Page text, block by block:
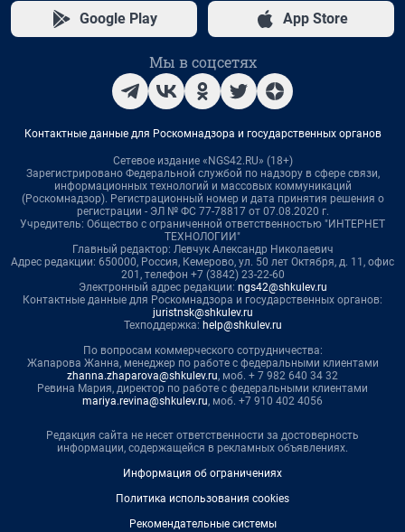
Google Play App Store
Мы в соцсетях
Контактные данные для Роскомнадзора и государственных органов
Сетевое издание «NGS42.RU» (18+)
Зарегистрировано Федеральной службой по надзору в сфере связи,
информационных технологий и массовых коммуникаций
(Роскомнадзор). Регистрационный номер и дата принятия решения о
регистрации - ЭЛ № ФС 77-78817 от 07.08.2020 г.
Учредитель: Общество с ограниченной ответственностью "ИНТЕРНЕТ
ТЕХНОЛОГИИ"
Главный редактор: Левчук Александр Николаевич
Адрес редакции: 650000, Россия, Кемерово, ул. 50 лет Октября, д. 11, офис
201, телефон +7 (3842) 23-22-60
Электронный адрес редакции: ngs42@shkulev.ru
Контактные данные для Роскомнадзора и государственных органов:
juristnsk@shkulev.ru
Техподдержка: help@shkulev.ru
По вопросам коммерческого сотрудничества:
Жапарова Жанна, менеджер по работе с федеральными клиентами
zhanna.zhaparova@shkulev.ru, моб. + 7 982 640 34 32
Ревина Мария, директор по работе с федеральными клиентами
mariya.revina@shkulev.ru, моб. +7 910 402 4056
Редакция сайта не несет ответственности за достоверность
информации, содержащейся в рекламных объявлениях.
Информация об ограничениях
Политика использования cookies
Рекомендательные системы